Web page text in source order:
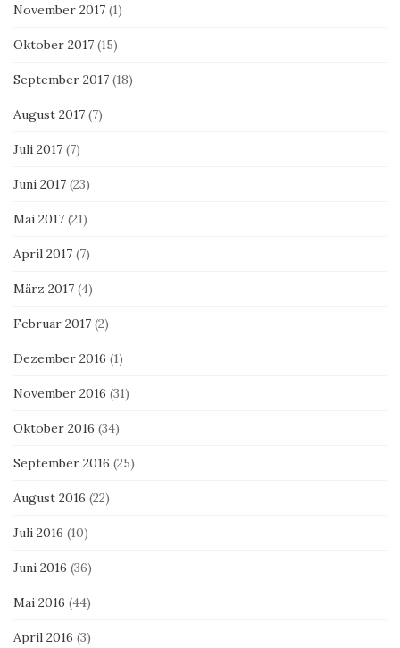
November 2017 (1)
Oktober 2017 (15)
September 2017 (18)
August 2017 (7)
Juli 2017 (7)
Juni 2017 (23)
Mai 2017 (21)
April 2017 (7)
März 2017 (4)
Februar 2017 (2)
Dezember 2016 (1)
November 2016 (31)
Oktober 2016 (34)
September 2016 (25)
August 2016 (22)
Juli 2016 (10)
Juni 2016 (36)
Mai 2016 (44)
April 2016 (3)